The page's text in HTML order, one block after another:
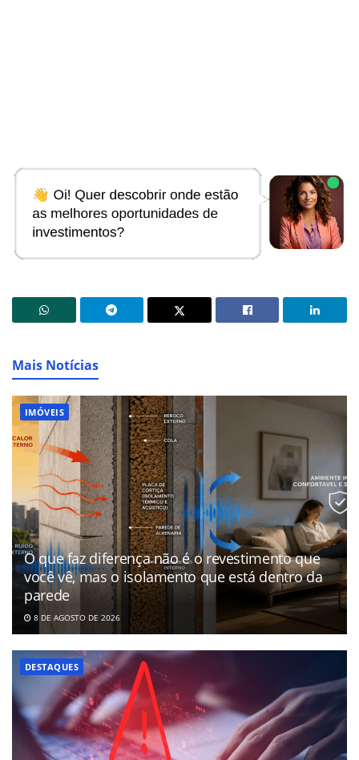
Mais Notícias
IMÓVEIS
O que faz diferença não é o revestimento que
você vê, mas o isolamento que está dentro da
parede
8 DE AGOSTO DE 2026
DESTAQUES